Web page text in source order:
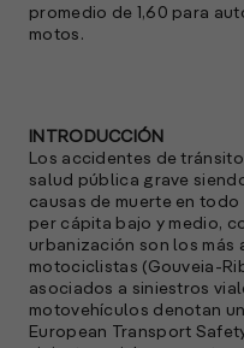
promedio de 1,60 para
motos.
INTRODUCCIÓN
Los accidentes de
salud pública grave
causas de muerte en
per cápita bajo y medio,
urbanización son los
motociclistas (Gouveia-
asociados a siniestros
motovehículos denotan
European Transport